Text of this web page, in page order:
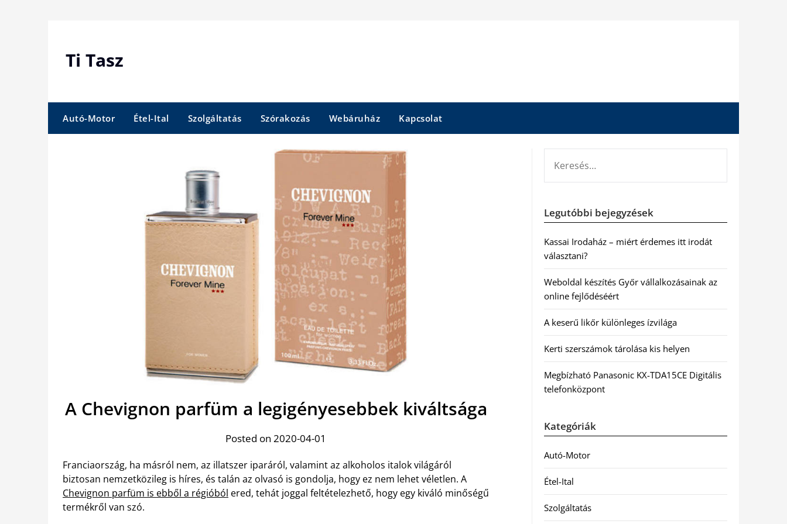
Ti Tasz
Autó-Motor Étel-Ital Szolgáltatás Szórakozás Webáruház Kapcsolat
A Chevignon parfüm a legigényesebbek kiváltsága
Posted on 2020-04-01
Franciaország, ha másról nem, az illatszer iparáról, valamint az alkoholos italok világáról
biztosan nemzetközileg is híres, és talán az olvasó is gondolja, hogy ez nem lehet véletlen. A
Chevignon parfüm is ebből a régióból ered, tehát joggal feltételezhető, hogy egy kiváló minőségű
termékről van szó.
Legutóbbi bejegyzések
Kassai Irodaház – miért érdemes itt irodát
választani?
Weboldal készítés Győr vállalkozásainak az
online fejlődéséért
A keserű likőr különleges ízvilága
Kerti szerszámok tárolása kis helyen
Megbízható Panasonic KX-TDA15CE Digitális
telefonközpont
Kategóriák
Autó-Motor
Étel-Ital
Szolgáltatás